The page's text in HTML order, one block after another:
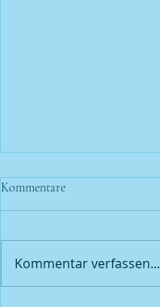
Kommentare
Kommentar verfassen...